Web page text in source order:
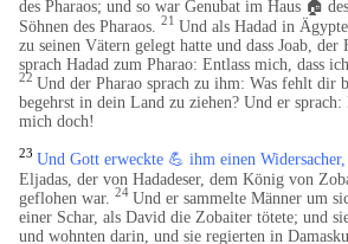
des Pharaos; und so war Genubat im Haus 🏠 ​
Söhnen des Pharaos.21Und als Hadad in
zu seinen Vätern gelegt hatte und dass Joab, der
sprach Hadad zum Pharao: Entlass mich, dass
22Und der Pharao sprach zu ihm: Was fehlt dir
begehrst in dein Land zu ziehen? Und er sprach:
mich doch!
23Und Gott erweckte💪 ihm einen Widersacher,
Eljadas, der von Hadadeser, dem König von
geflohen war.24Und er sammelte Männer um
einer Schar, als David die Zobaiter tötete; und
und wohnten darin, und sie regierten in